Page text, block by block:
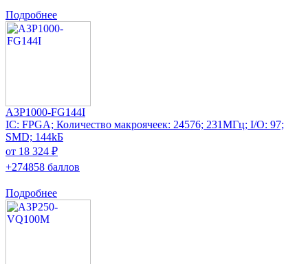
Подробнее
A3P1000-FG144I
IC: FPGA; Количество макроячеек: 24576; 231МГц; I/O: 97;
SMD; 144kБ
от 18 324 ₽
+274858 баллов
Подробнее